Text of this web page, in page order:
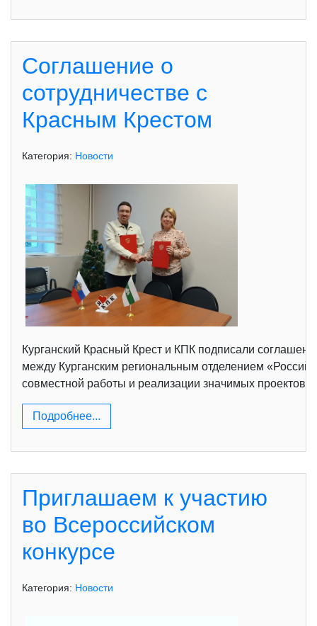
Соглашение о
сотрудничестве с
Красным Крестом
Категория: Новости
Курганский Красный Крест и КПК подписали
между Курганским региональным отделением
совместной работы и реализации значимых
Подробнее...
Приглашаем к участию
во Всероссийском
конкурсе
Категория: Новости